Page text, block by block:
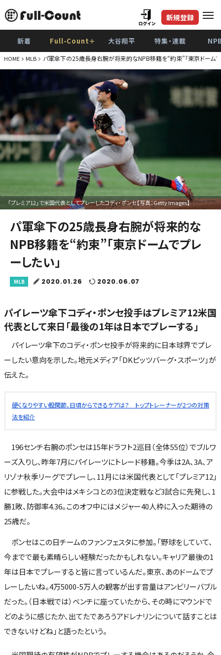
新規登録
新着 Full-Count＋ 大谷翔平 特集・連載
HOME MLB パ軍傘下の25歳長身右腕が将来的なNPB移籍を“約束”「東京ドームで
「プレミア12」で米国代表としてプレーしたコディ・ポンセ【写真：Getty Images】
パ軍傘下の25歳長身右腕が将来的な
NPB移籍を“約束”「東京ドームでプレ
ーしたい」
MLB 2020.01.26 2020.06.07
パイレーツ傘下コディ・ポンセ投手はプレミア12米国
代表として来日「最後の1年は日本でプレーする」
パイレーツ傘下のコディ・ポンセ投手が将来的に日本球界でプレ
ーしたい意向を示した。地元メディア「DKピッツバーグ・スポーツ」が
伝えた。
硬くなりやすい股関節、日頃からできるケアは？ トップトレーナーが2つの対策
法を紹介
196センチ右腕のポンセは15年ドラフト2巡目（全体55位）でブルワ
ーズ入りし、昨年7月にパイレーツにトレード移籍。今季は2A、3A、ア
リゾナ秋季リーグでプレーし、11月には米国代表として「プレミア12」
に参戦した。大会中はメキシコとの3位決定戦など3試合に先発し、1
勝1敗、防御率4.36。このオフ中にはメジャー40人枠に入った期待の
25歳だ。
ポンセはこの日チームのファンフェスタに参加。「野球をしていて、
今までで最も素晴らしい経験だったかもしれない。キャリア最後の1
年は日本でプレーすると皆に言っているんだ。東京、あのドームでプ
レーしたいね。4万5000-5万人の観客が出す音量はアンビリーバブル
だった。（日本戦では）ベンチに座っていたから、その時にマウンドで
どのように感じたか、出てたであろうアドレナリンについて話すことは
できないけどね」と語ったという。